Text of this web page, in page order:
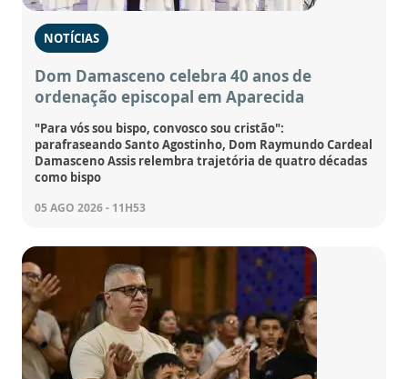
NOTÍCIAS
Dom Damasceno celebra 40 anos de
ordenação episcopal em Aparecida
"Para vós sou bispo, convosco sou cristão":
parafraseando Santo Agostinho, Dom Raymundo Cardeal
Damasceno Assis relembra trajetória de quatro décadas
como bispo
05 AGO 2026 - 11H53